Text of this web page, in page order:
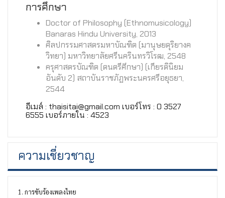
การศึกษา
Doctor of Philosophy (Ethnomusicology)
Banaras Hindu University, 2013
ศิลปกรรมศาสตรมหาบัณฑิต (มานุษยดุริยางค
วิทยา) มหาวิทยาลัยศรีนครินทรวิโรฒ, 2548
ครุศาสตรบัณฑิต (ดนตรีศึกษา) (เกียรตินิยม
อันดับ 2) สถาบันราชภัฏพระนครศรีอยุธยา,
2544
อีเมล์ : thaisitai@gmail.com เบอร์โทร : 0 3527
6555 เบอร์ภายใน : 4523
ความเชี่ยวชาญ
1. การขับร้องเพลงไทย